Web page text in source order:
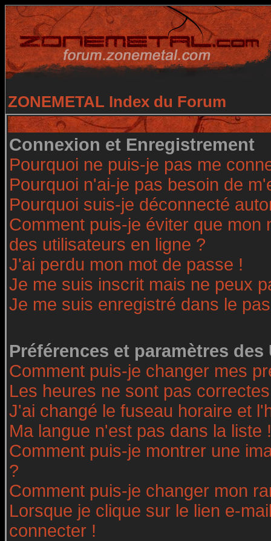
ZONEMETAL Index du Forum
Connexion et Enregistrement
Pourquoi ne puis-je pas me
Pourquoi n'ai-je pas besoin de
Pourquoi suis-je déconnecté
Comment puis-je éviter que
des utilisateurs en ligne ?
J'ai perdu mon mot de passe !
Je me suis inscrit mais ne peux
Je me suis enregistré dans le
Préférences et paramètres
Comment puis-je changer mes
Les heures ne sont pas
J'ai changé le fuseau horaire et
Ma langue n'est pas dans la liste !
Comment puis-je montrer une
?
Comment puis-je changer mon
Lorsque je clique sur le lien e-
connecter !